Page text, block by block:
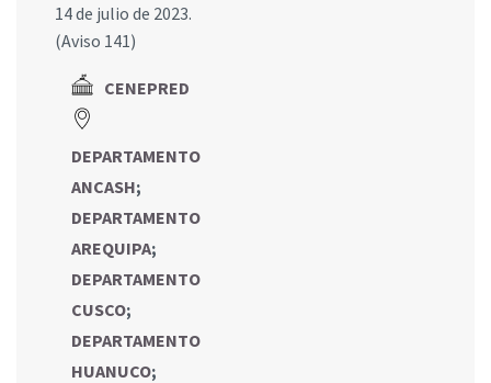
14 de julio de 2023.
(Aviso 141)
CENEPRED
DEPARTAMENTO
ANCASH;
DEPARTAMENTO
AREQUIPA;
DEPARTAMENTO
CUSCO;
DEPARTAMENTO
HUANUCO;